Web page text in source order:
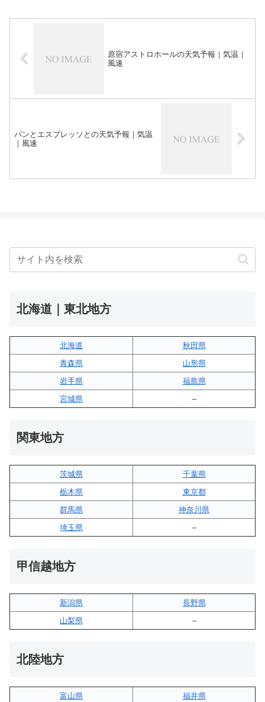
原宿アストロホールの天気予報｜気温｜
風速
パンとエスプレッソとの天気予報｜気温
｜風速
北海道｜東北地方
北海道
秋田県
青森県
山形県
岩手県
福島県
宮城県
–
関東地方
茨城県
千葉県
栃木県
東京都
群馬県
神奈川県
埼玉県
–
甲信越地方
新潟県
長野県
山梨県
–
北陸地方
富山県
福井県